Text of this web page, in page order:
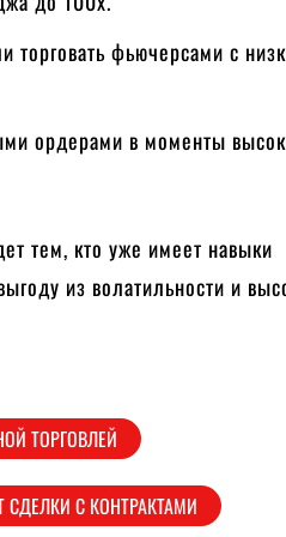
торговать фьючерсами с
ордерами в моменты
тем, кто уже имеет навыки
из волатильности и
ТОРГОВЛЕЙ
С КОНТРАКТАМИ